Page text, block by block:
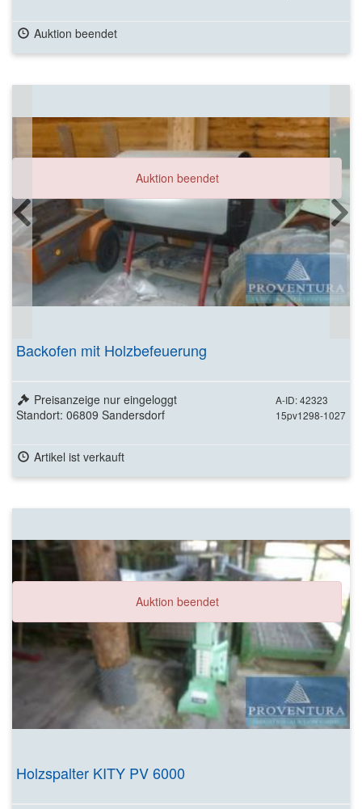
Auktion beendet
Auktion beendet
Backofen mit Holzbefeuerung
A-ID: 42323
15pv1298-1027
Preisanzeige nur eingeloggt
Standort: 06809 Sandersdorf
Artikel ist verkauft
Auktion beendet
Holzspalter KITY PV 6000